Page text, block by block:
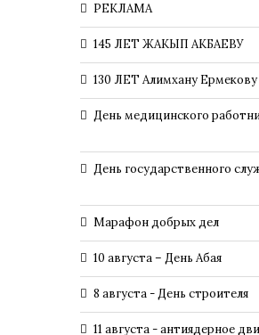
РЕКЛАМА
145 ЛЕТ ЖАКЫП АКБАЕВУ
130 ЛЕТ Алимхану Ермекову
День медицинского
День государственного
Марафон добрых дел
10 августа – День Абая
8 августа - День строителя
11 августа - антиядерное